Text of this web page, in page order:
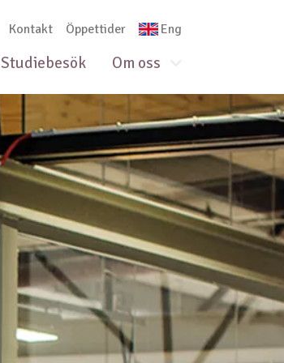
Studiebesök Om oss
Kontakt Öppettider Eng